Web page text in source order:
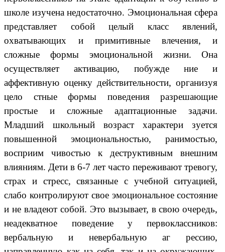
школе изучена недостаточно. Эмоциональная сфера
представляет собой целый класс явлений,
охватывающих и примитивные влечения, и
сложные формы эмоциональной жизни. Она
осуществляет активацию, побужде ние и
аффективную оценку действительности, организуя
цело стные формы поведения разрешающие
простые и сложные адаптационные задачи.
Младший школьный возраст характери зуется
повышенной эмоциональностью, ранимостью,
восприим чивостью к деструктивным внешним
влияниям. Дети в 6-7 лет часто переживают тревогу,
страх и стресс, связанные с учебной ситуацией,
слабо контролируют свое эмоциональное состояние
и не владеют собой. Это вызывает, в свою очередь,
неадекватное поведение у первоклассников:
вербальную и невербальную аг рессию,